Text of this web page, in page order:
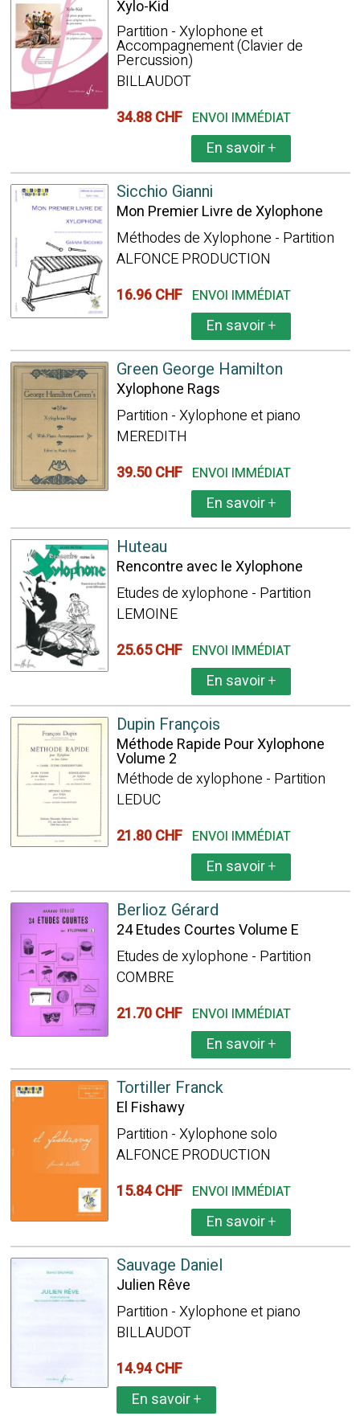
Xylo-Kid
Partition - Xylophone et
Accompagnement (Clavier de
Percussion)
BILLAUDOT
34.88 CHF ENVOI IMMÉDIAT
En savoir+
Sicchio Gianni
Mon Premier Livre de Xylophone
Méthodes de Xylophone - Partition
ALFONCE PRODUCTION
16.96 CHF ENVOI IMMÉDIAT
En savoir+
Green George Hamilton
Xylophone Rags
Partition - Xylophone et piano
MEREDITH
39.50 CHF ENVOI IMMÉDIAT
En savoir+
Huteau
Rencontre avec le Xylophone
Etudes de xylophone - Partition
LEMOINE
25.65 CHF ENVOI IMMÉDIAT
En savoir+
Dupin François
Méthode Rapide Pour Xylophone
Volume 2
Méthode de xylophone - Partition
LEDUC
21.80 CHF ENVOI IMMÉDIAT
En savoir+
Berlioz Gérard
24 Etudes Courtes Volume E
Etudes de xylophone - Partition
COMBRE
21.70 CHF ENVOI IMMÉDIAT
En savoir+
Tortiller Franck
El Fishawy
Partition - Xylophone solo
ALFONCE PRODUCTION
15.84 CHF ENVOI IMMÉDIAT
En savoir+
Sauvage Daniel
Julien Rêve
Partition - Xylophone et piano
BILLAUDOT
14.94 CHF
En savoir+